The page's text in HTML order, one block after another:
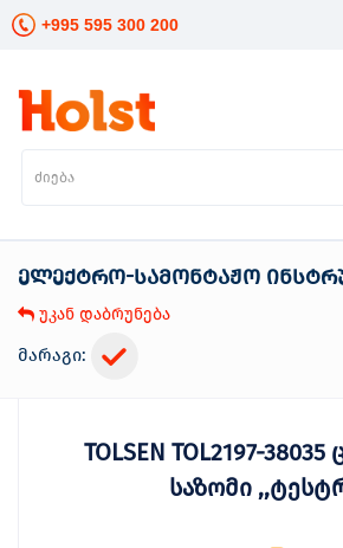
+995 595 300 200
ელექტრო-სამონტაჟო
უკან დაბრუნება
მარაგი:
TOLSEN TOL2197-
საზომი
კატალოგი
განათება
ინსტრუმენტები
ელექტრო
მოვლა
მცენარეთა